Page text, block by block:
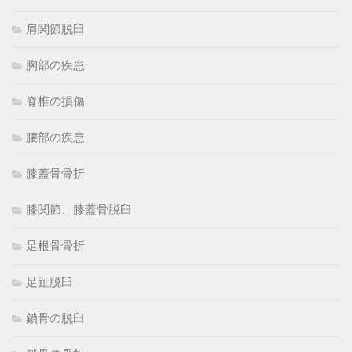
肩関節脱臼
胸部の疾患
脊椎の損傷
腰部の疾患
膝蓋骨骨折
膝関節、膝蓋骨脱臼
足根骨骨折
足趾脱臼
鎖骨の脱臼